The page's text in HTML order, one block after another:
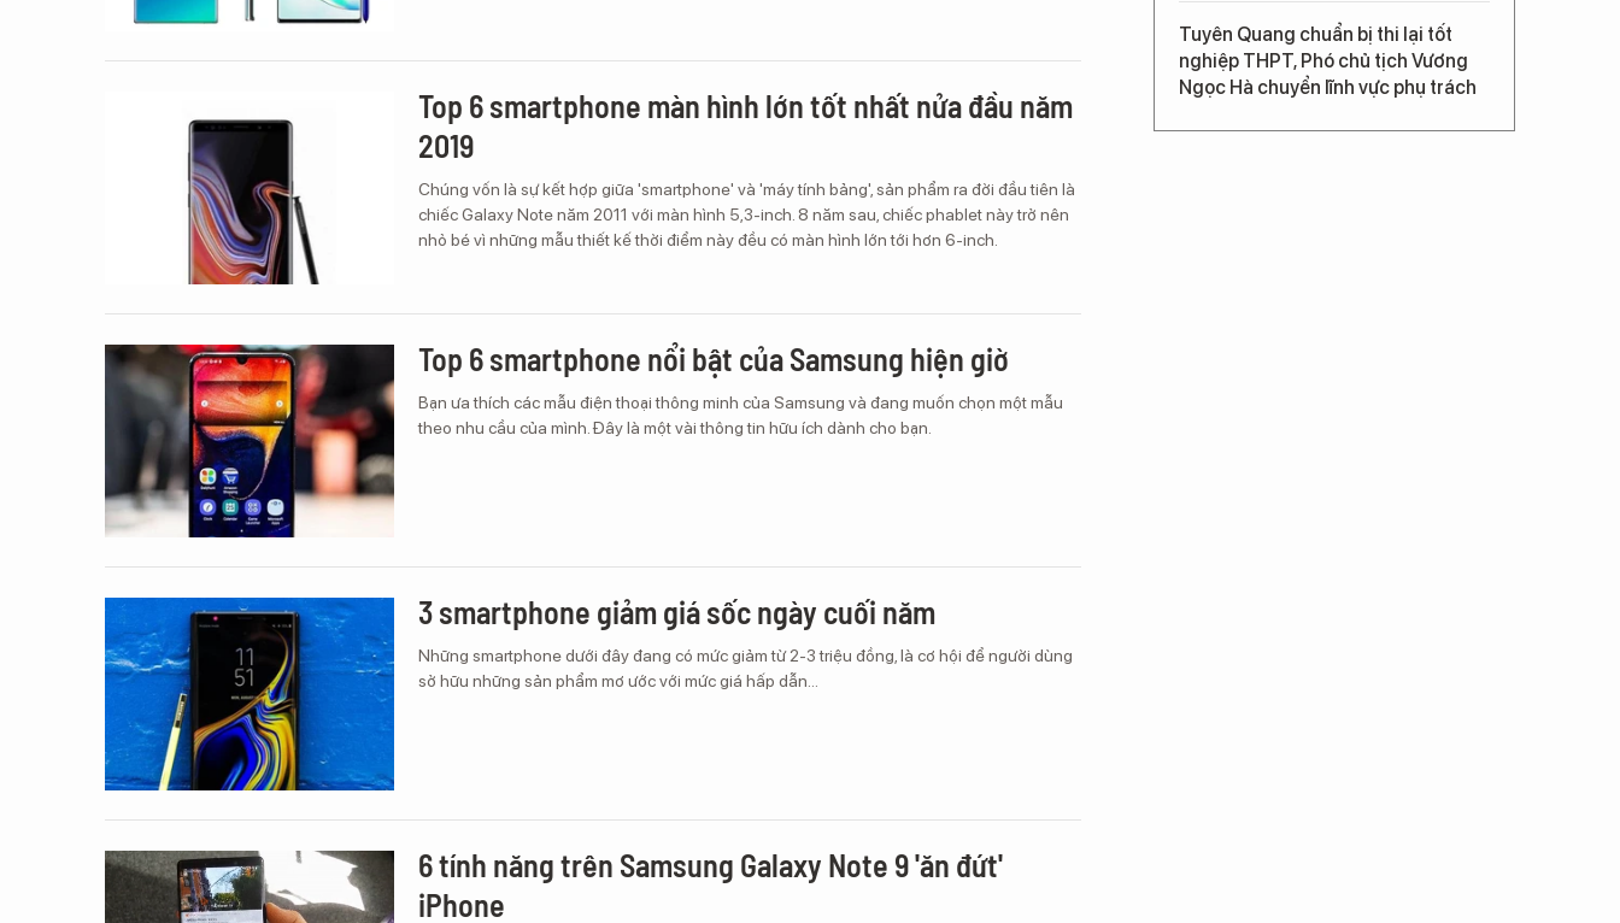
Top 6 smartphone màn hình lớn tốt nhất nửa đầu năm
2019
Chúng vốn là sự kết hợp giữa 'smartphone' và 'máy tính bảng', sản phẩm ra đời đầu tiên là
chiếc Galaxy Note năm 2011 với màn hình 5,3-inch. 8 năm sau, chiếc phablet này trở nên
nhỏ bé vì những mẫu thiết kế thời điểm này đều có màn hình lớn tới hơn 6-inch.
Top 6 smartphone nổi bật của Samsung hiện giờ
Bạn ưa thích các mẫu điện thoại thông minh của Samsung và đang muốn chọn một mẫu
theo nhu cầu của mình. Đây là một vài thông tin hữu ích dành cho bạn.
3 smartphone giảm giá sốc ngày cuối năm
Những smartphone dưới đây đang có mức giảm từ 2-3 triệu đồng, là cơ hội để người dùng
sở hữu những sản phẩm mơ ước với mức giá hấp dẫn...
6 tính năng trên Samsung Galaxy Note 9 'ăn đứt'
iPhone
Tuyên Quang chuẩn bị thi lại tốt
nghiệp THPT, Phó chủ tịch Vương
Ngọc Hà chuyển lĩnh vực phụ trách